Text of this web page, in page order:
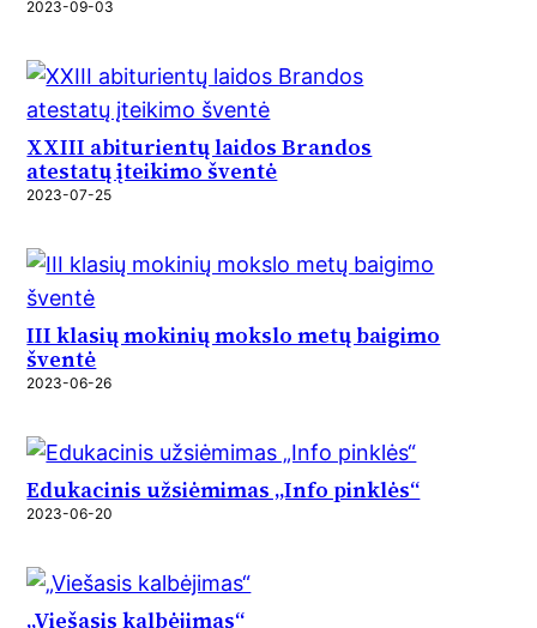
2023-09-03
XXIII abiturientų laidos Brandos
atestatų įteikimo šventė
2023-07-25
III klasių mokinių mokslo metų baigimo
šventė
2023-06-26
Edukacinis užsiėmimas „Info pinklės“
2023-06-20
„Viešasis kalbėjimas“